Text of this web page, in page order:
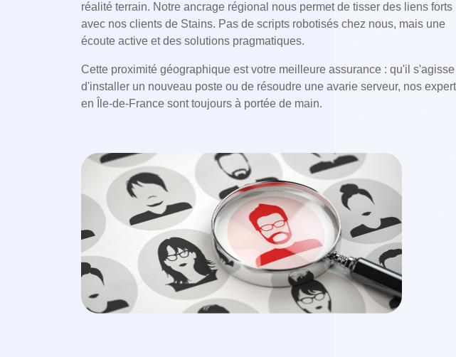
réalité terrain. Notre ancrage régional nous permet de tisser des liens forts
avec nos clients de Stains. Pas de scripts robotisés chez nous, mais une
écoute active et des solutions pragmatiques.
Cette proximité géographique est votre meilleure assurance : qu'il s'agisse
d'installer un nouveau poste ou de résoudre une avarie serveur, nos
en Île-de-France sont toujours à portée de main.